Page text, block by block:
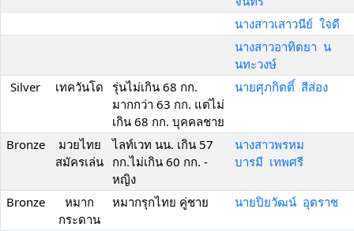
นางสาวเสาวนีย์ ใจดี
นางสาวอาทิตยา น
นทะวงษ์
Silver
เทควันโด
รุ่นไม่เกิน 68 กก.
มากกว่า 63 กก. แต่ไม่
เกิน 68 กก. บุคคลชาย
นายศุภกิตติ์ สีส่อง
Bronze
มวยไทย
สมัครเล่น
ไลท์เวท นน. เกิน 57
กก.ไม่เกิน 60 กก. -
หญิง
นางสาวพรหม
บารมี เทพศรี
Bronze
หมาก
กระดาน
หมากรุกไทย คู่ชาย นายปิยวัฒน์ อุตราช